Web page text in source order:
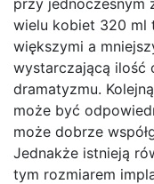
wielu kobiet 320 ml
większymi a
wystarczającą ilość
dramatyzmu.
może być
może dobrze
Jednakże istnieją
tym rozmiarem